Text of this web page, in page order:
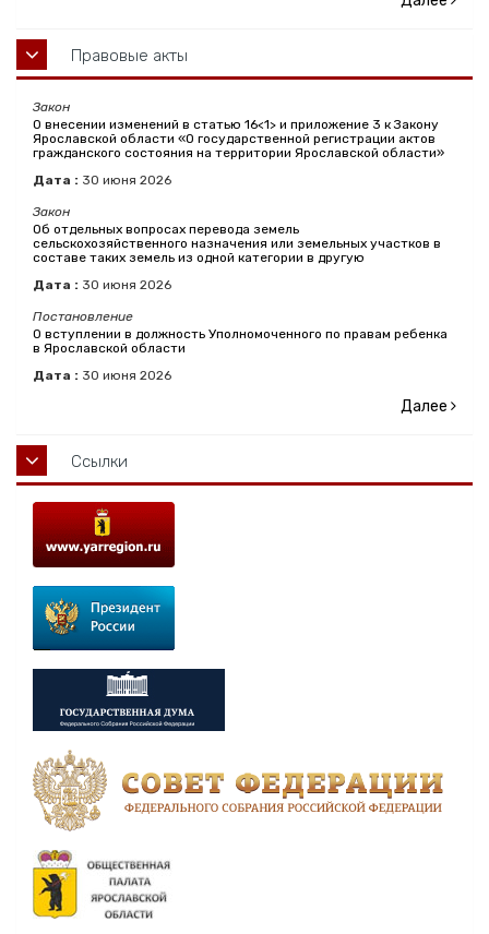
Правовые акты
Закон
О внесении изменений в статью 16<1> и приложение 3 к Закону
Ярославской области «О государственной регистрации актов
гражданского состояния на территории Ярославской области»
Дата : 30 июня 2026
Закон
Об отдельных вопросах перевода земель
сельскохозяйственного назначения или земельных участков в
составе таких земель из одной категории в другую
Дата : 30 июня 2026
Постановление
О вступлении в должность Уполномоченного по правам ребенка
в Ярославской области
Дата : 30 июня 2026
Далее
Ссылки